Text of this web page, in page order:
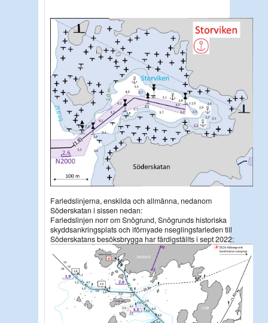
Farledslinjerna, enskilda och allmänna, nedanom
Söderskatan i sissen nedan:
Farledslinjen norr om Snögrund, Snögrunds historiska
skyddsankringsplats och iförnyade nseglingsfarleden till
Söderskatans besöksbrygga har färdigställts i sept 2022: